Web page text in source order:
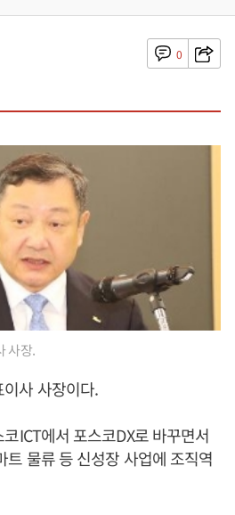
0
사장.
사 사장이다.
ICT에서 포스코DX로 바꾸면서
트 물류 등 신성장 사업에 조직역